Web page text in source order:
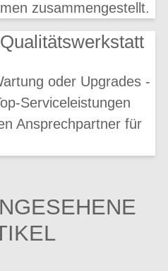
zusammengestellt.
oder Upgrades -
Serviceleistungen
Ansprechpartner für